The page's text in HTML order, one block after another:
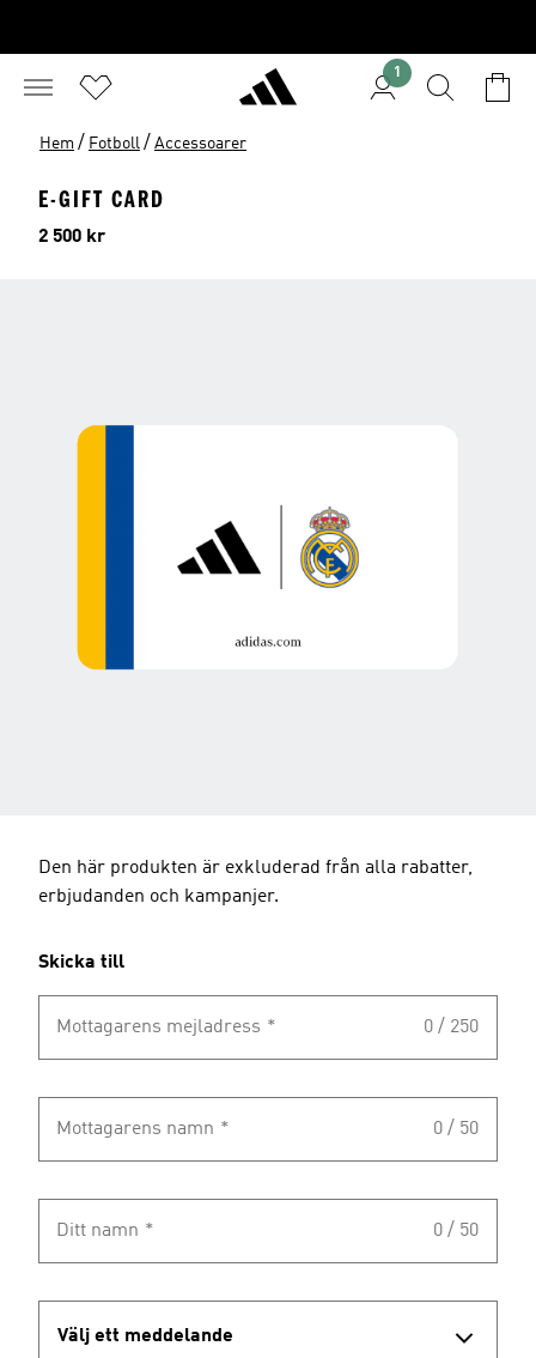
1
Hem / Fotboll / Accessoarer
E-GIFT CARD
Pris
2 500 kr
Den här produkten är exkluderad från alla rabatter,
erbjudanden och kampanjer.
Skicka till
Mottagarens mejladress * 0 / 250
Mottagarens namn * 0 / 50
Ditt namn * 0 / 50
Välj ett meddelande